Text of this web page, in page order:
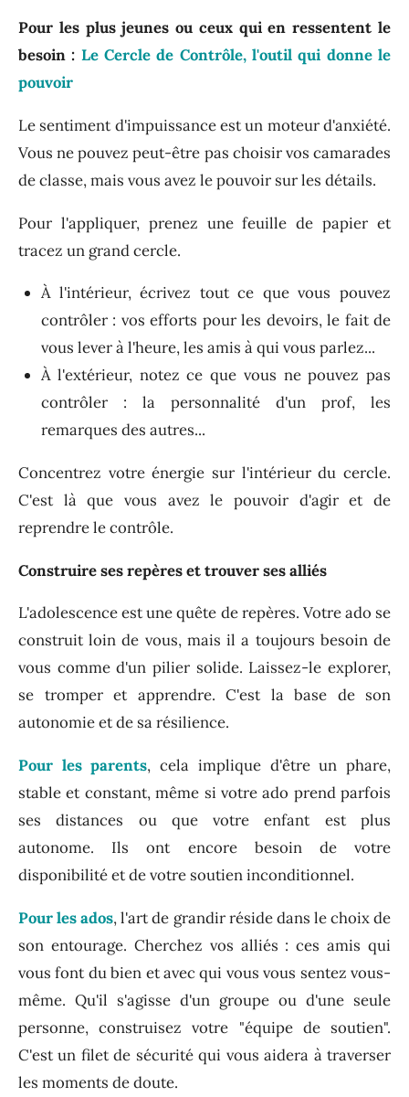
Pour les plus jeunes ou ceux qui en ressentent le
besoin : Le Cercle de Contrôle, l'outil qui donne le
pouvoir
Le sentiment d'impuissance est un moteur d'anxiété.
Vous ne pouvez peut-être pas choisir vos camarades
de classe, mais vous avez le pouvoir sur les détails.
Pour l'appliquer, prenez une feuille de papier et
tracez un grand cercle.
À l'intérieur, écrivez tout ce que vous pouvez
contrôler : vos efforts pour les devoirs, le fait de
vous lever à l'heure, les amis à qui vous parlez...
À l'extérieur, notez ce que vous ne pouvez pas
contrôler : la personnalité d'un prof, les
remarques des autres...
Concentrez votre énergie sur l'intérieur du cercle.
C'est là que vous avez le pouvoir d'agir et de
reprendre le contrôle.
Construire ses repères et trouver ses alliés
L'adolescence est une quête de repères. Votre ado se
construit loin de vous, mais il a toujours besoin de
vous comme d'un pilier solide. Laissez-le explorer,
se tromper et apprendre. C'est la base de son
autonomie et de sa résilience.
Pour les parents, cela implique d'être un phare,
stable et constant, même si votre ado prend parfois
ses distances ou que votre enfant est plus
autonome. Ils ont encore besoin de votre
disponibilité et de votre soutien inconditionnel.
Pour les ados, l'art de grandir réside dans le choix de
son entourage. Cherchez vos alliés : ces amis qui
vous font du bien et avec qui vous vous sentez vous-
même. Qu'il s'agisse d'un groupe ou d'une seule
personne, construisez votre "équipe de soutien".
C'est un filet de sécurité qui vous aidera à traverser
les moments de doute.